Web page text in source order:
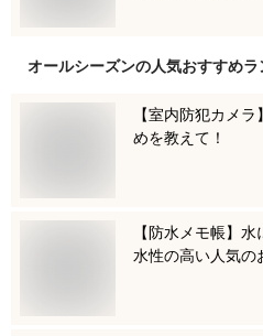
オールシーズンの人気おすすめ
【室内防犯カメ
めを教えて！
【防水メモ帳】
水性の高い人気の